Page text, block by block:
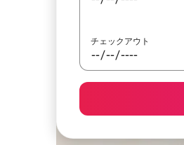
チェックアウト